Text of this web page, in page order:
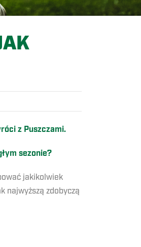
z Puszczami.
sezonie?
jakikolwiek
najwyższą zdobyczą